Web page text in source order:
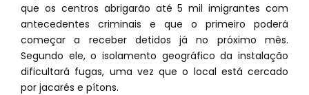
que os centros abrigarão até 5 mil imigrantes com
antecedentes criminais e que o primeiro poderá
começar a receber detidos já no próximo mês.
Segundo ele, o isolamento geográfico da instalação
dificultará fugas, uma vez que o local está cercado
por jacarés e pítons.